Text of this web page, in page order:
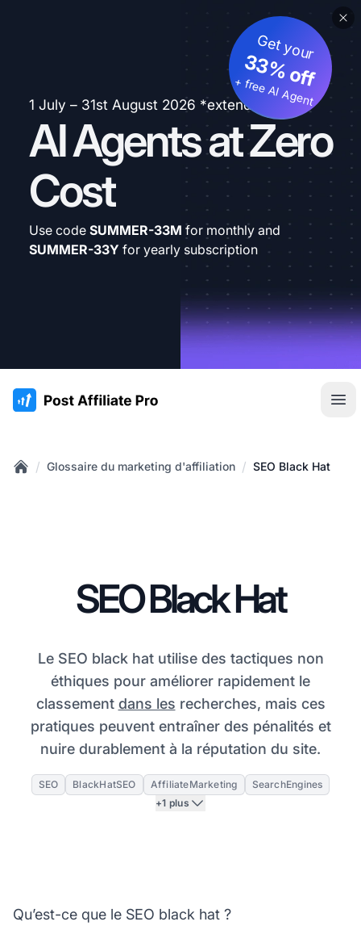
1 July – 31st August 2026 *extended
AI Agents at Zero
Cost
Get your
33% off
+ free AI Agent
Use code SUMMER-33M for monthly and
SUMMER-33Y for yearly subscription
:site.title
/ Glossaire du marketing d'affiliation / SEO Black Hat
SEO Black Hat
Le SEO black hat utilise des tactiques non
éthiques pour améliorer rapidement le
classement dans les recherches, mais ces
pratiques peuvent entraîner des pénalités et
nuire durablement à la réputation du site.
SEO BlackHatSEO AffiliateMarketing
SearchEngines
+1 plus
Qu’est-ce que le SEO black hat ?